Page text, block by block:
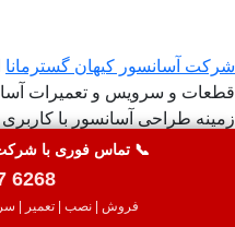
شرکت آسانسور کیهان گسترمانا
زمینه طراحی آسانسور با
مشتریان در کیهان گستر مانا
آسانسور نبوده و بلکه خدمات
📞 تماس فوری با شرکت
6268
فروش | نصب | تعمیر |